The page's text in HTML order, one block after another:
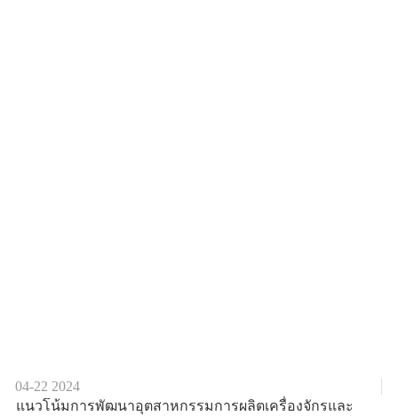
04-22 2024
แนวโน้มการพัฒนาอุตสาหกรรมการผลิตเครื่องจักรและ